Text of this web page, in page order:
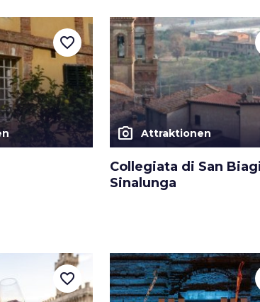
favorite_border
photo_camera Attraktionen
Collegiata di San
Sinalunga
favorite_border